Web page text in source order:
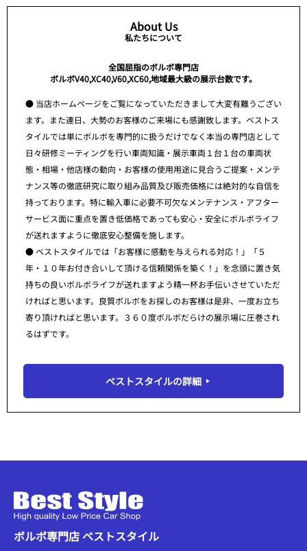
About Us
私たちについて
全国屈指のボルボ専門店
ボルボV40,XC40,V60,XC60,地域最大級の展示台数です。
● 当店ホームページをご覧になっていただきまして大変有難うござい
ます。また連日、大勢のお客様のご来場にも感謝致します。ベストス
タイルでは単にボルボを専門的に扱うだけでなく本当の専門店として
日々研修ミーティングを行い車両知識・展示車両１台１台の車両状
態・相場・他店様の動向・お客様の使用用途に見合うご提案・メンテ
ナンス等の徹底研究に取り組み品質及び販売価格には絶対的な自信を
持っております。特に輸入車に必要不可欠なメンテナンス・アフター
サービス面に重点を置き低価格であっても安心・安全にボルボライフ
が送れますように徹底安心整備を施します。
● ベストスタイルでは「お客様に感動を与えられる対応！」「５
年・１０年お付き合いして頂ける信頼関係を築く！」を念頭に置き気
持ちの良いボルボライフが送れますよう精一杯お手伝いさせていただ
ければと思います。良質ボルボをお探しのお客様は是非、一度お立ち
寄り頂ければと思います。３６０度ボルボだらけの展示場に圧巻され
るはずです。
ベストスタイルの詳細
ボルボ専門店 ベストスタイル